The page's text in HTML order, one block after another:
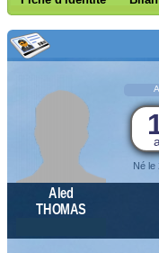
Né le
Aled
THOMAS